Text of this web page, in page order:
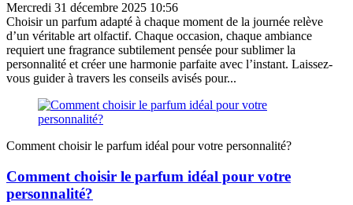
Mercredi 31 décembre 2025 10:56
Choisir un parfum adapté à chaque moment de la journée relève
d’un véritable art olfactif. Chaque occasion, chaque ambiance
requiert une fragrance subtilement pensée pour sublimer la
personnalité et créer une harmonie parfaite avec l’instant. Laissez-
vous guider à travers les conseils avisés pour...
Comment choisir le parfum idéal pour votre personnalité?
Comment choisir le parfum idéal pour votre
personnalité?